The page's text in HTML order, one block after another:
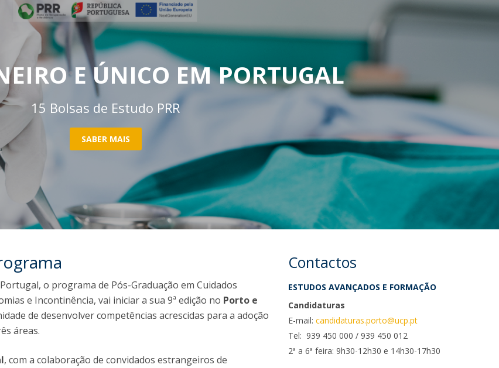
Tesouraria
Vida no campus
Segurança e Emergência
E ÚNICO EM PORTUGAL
15 Bolsas de Estudo PRR
SABER MAIS
o programa de Pós-Graduação em Cuidados
e Incontinência, vai iniciar a sua 9ª edição no Porto e
de desenvolver competências acrescidas para a adoção
áreas.
, com a colaboração de convidados estrangeiros de
Contactos
ESTUDOS AVANÇADOS E FORMAÇÃO
Candidaturas
E-mail:candidaturas.porto@ucp.pt
Tel: 939 450 000 / 939 450 012
2ª a 6ª feira: 9h30-12h30 e 14h30-17h30